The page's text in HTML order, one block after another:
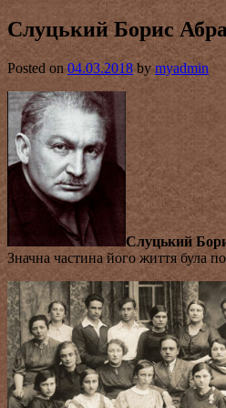
Слуцький Борис
Posted on 04.03.2018 by myadmin
Слуцький
Значна частина його життя була